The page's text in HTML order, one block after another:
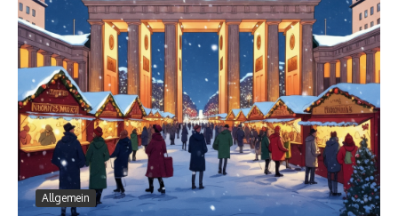
Allgemein